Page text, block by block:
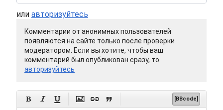
или авторизуйтесь
Комментарии от анонимных пользователей
появляются на сайте только после проверки
модератором. Если вы хотите, чтобы ваш
комментарий был опубликован сразу, то
авторизуйтесь
      [BBcode]